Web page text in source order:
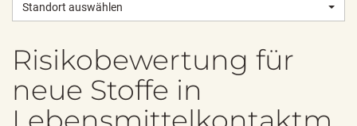
o
/
Standort auswählen
Risikobewertung für
neue Stoffe in